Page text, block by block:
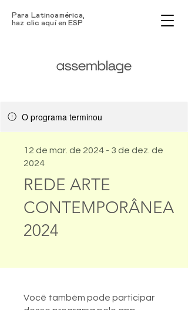
Para Latinoamérica,
haz clic aquí en ESP
O programa terminou
REDE ARTE
CONTEMPORÂNEA
2024
12 de mar. de 2024 - 3 de dez. de
2024
Você também pode participar